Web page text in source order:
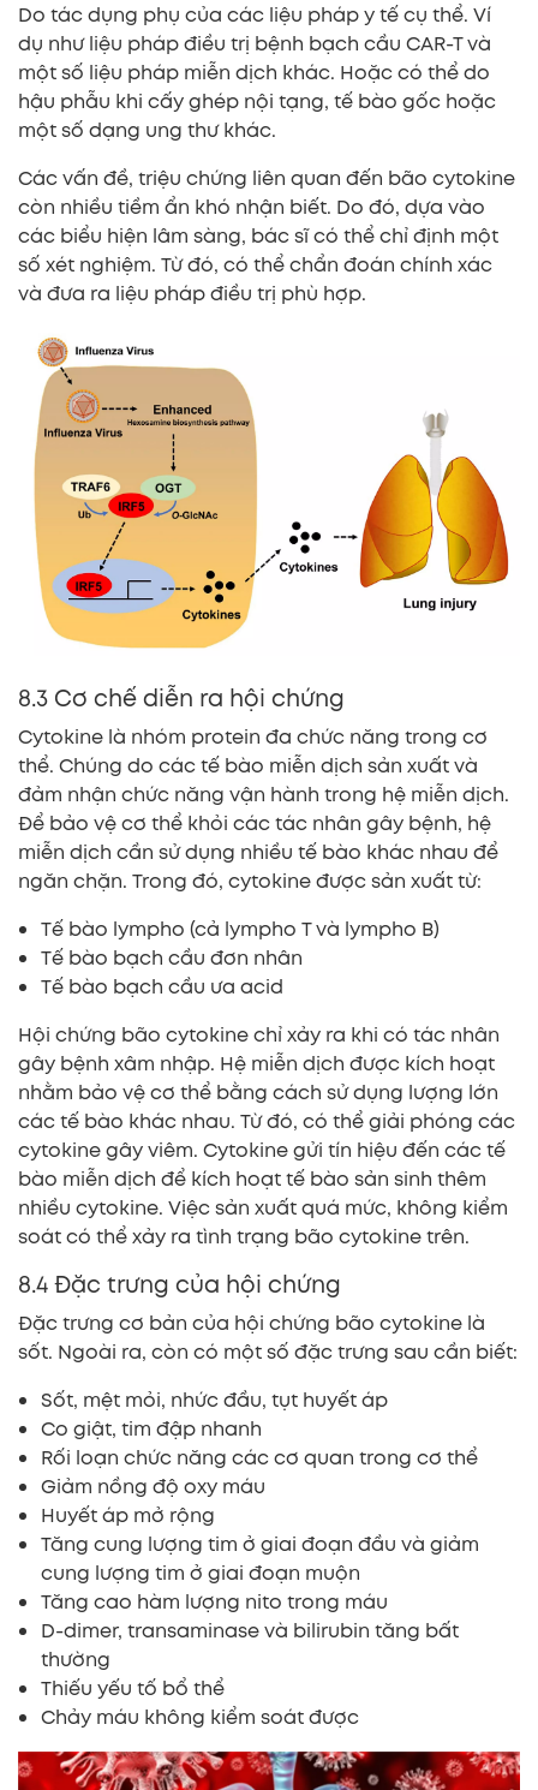
Do tác dụng phụ của các liệu pháp y tế cụ thể. Ví
dụ như liệu pháp điều trị bệnh bạch cầu CAR-T và
một số liệu pháp miễn dịch khác. Hoặc có thể do
hậu phẫu khi cấy ghép nội tạng, tế bào gốc hoặc
một số dạng ung thư khác.
Các vấn đề, triệu chứng liên quan đến bão cytokine
còn nhiều tiềm ẩn khó nhận biết. Do đó, dựa vào
các biểu hiện lâm sàng, bác sĩ có thể chỉ định một
số xét nghiệm. Từ đó, có thể chẩn đoán chính xác
và đưa ra liệu pháp điều trị phù hợp.
8.3 Cơ chế diễn ra hội chứng
Cytokine là nhóm protein đa chức năng trong cơ
thể. Chúng do các tế bào miễn dịch sản xuất và
đảm nhận chức năng vận hành trong hệ miễn dịch.
Để bảo vệ cơ thể khỏi các tác nhân gây bệnh, hệ
miễn dịch cần sử dụng nhiều tế bào khác nhau để
ngăn chặn. Trong đó, cytokine được sản xuất từ:
Tế bào lympho (cả lympho T và lympho B)
Tế bào bạch cầu đơn nhân
Tế bào bạch cầu ưa acid
Hội chứng bão cytokine chỉ xảy ra khi có tác nhân
gây bệnh xâm nhập. Hệ miễn dịch được kích hoạt
nhằm bảo vệ cơ thể bằng cách sử dụng lượng lớn
các tế bào khác nhau. Từ đó, có thể giải phóng các
cytokine gây viêm. Cytokine gửi tín hiệu đến các tế
bào miễn dịch để kích hoạt tế bào sản sinh thêm
nhiều cytokine. Việc sản xuất quá mức, không kiểm
soát có thể xảy ra tình trạng bão cytokine trên.
8.4 Đặc trưng của hội chứng
Đặc trưng cơ bản của hội chứng bão cytokine là
sốt. Ngoài ra, còn có một số đặc trưng sau cần biết:
Sốt, mệt mỏi, nhức đầu, tụt huyết áp
Co giật, tim đập nhanh
Rối loạn chức năng các cơ quan trong cơ thể
Giảm nồng độ oxy máu
Huyết áp mở rộng
Tăng cung lượng tim ở giai đoạn đầu và giảm
cung lượng tim ở giai đoạn muộn
Tăng cao hàm lượng nito trong máu
D-dimer, transaminase và bilirubin tăng bất
thường
Thiếu yếu tố bổ thể
Chảy máu không kiểm soát được